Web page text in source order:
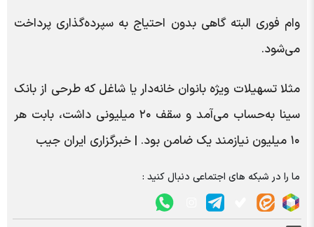
وام فوری البته گاهی بدون احتیاج به سپرده‌گذاری پرداخت
می‌شود.
مثلا تسهیلات ویژه بانوان خانه‌دار یا شاغل که طرحی از بانک
سینا به‌حساب می‌آمد و سقف ۲۰ میلیونی داشت، بابت هر
۱۰ میلیون نیازمند یک ضامن بود. | خبرگزاری ایران جیب
ما را در شبکه های اجتماعی دنبال کنید :